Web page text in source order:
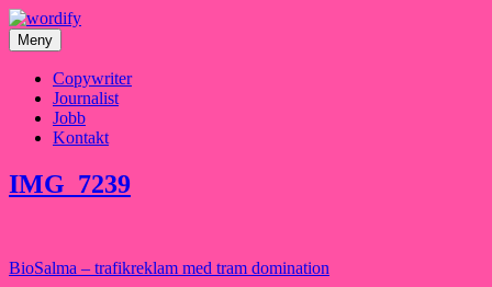
Hoppa
till
innehåll
Meny
Copywriter
Journalist
Jobb
Kontakt
IMG_7239
Inläggsnavigering
BioSalma – trafikreklam med tram domination